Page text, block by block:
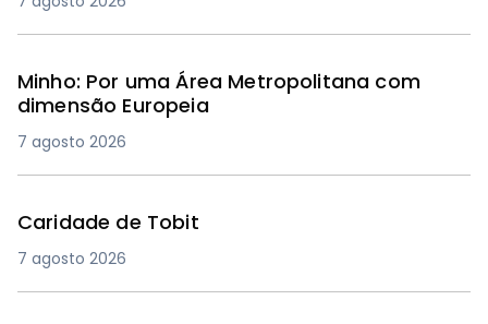
Minho: Por uma Área Metropolitana com
dimensão Europeia
7 agosto 2026
Caridade de Tobit
7 agosto 2026